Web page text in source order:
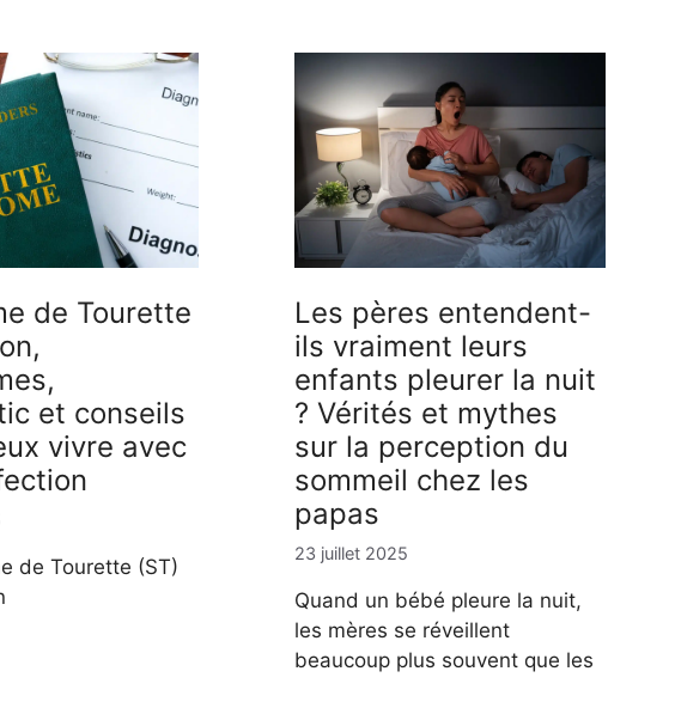
de Tourette
et conseils
vivre avec
de Tourette (ST)
Les pères entendent-
ils vraiment leurs
enfants pleurer la nuit
? Vérités et mythes
sur la perception du
sommeil chez les
papas
23 juillet 2025
Quand un bébé pleure la nuit,
les mères se réveillent
beaucoup plus souvent que les